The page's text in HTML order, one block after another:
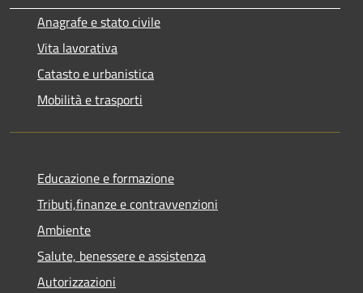
Anagrafe e stato civile
Vita lavorativa
Catasto e urbanistica
Mobilità e trasporti
Educazione e formazione
Tributi,finanze e contravvenzioni
Ambiente
Salute, benessere e assistenza
Autorizzazioni